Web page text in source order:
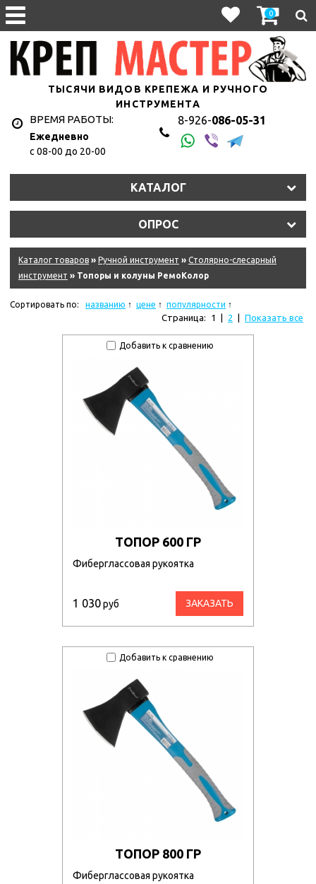
0
ТЫСЯЧИ ВИДОВ КРЕПЕЖА И РУЧНОГО
ИНСТРУМЕНТА
ВРЕМЯ РАБОТЫ:
Ежедневно
с 08-00 до 20-00
8-926-086-05-31
КАТАЛОГ
ОПРОС
Каталог товаров » Ручной инструмент » Столярно-слесарный
инструмент » Топоры и колуны РемоКолор
Сортировать по: названию цене популярности
Страница: 1 2 Показать все
Добавить к сравнению
ТОПОР 600 ГР
Фиберглассовая рукоятка
1 030руб ЗАКАЗАТЬ
Добавить к сравнению
ТОПОР 800 ГР
Фиберглассовая рукоятка